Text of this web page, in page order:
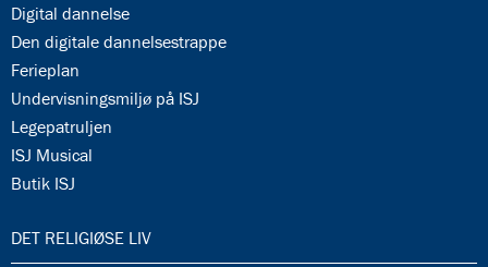
34.11:
Digital dannelse
34.12:
Den digitale dannelsestrappe
34.13:
Ferieplan
34.14:
Undervisningsmiljø på ISJ
34.15:
Legepatruljen
34.16:
ISJ Musical
34.17:
Butik ISJ
35.0:
DET RELIGIØSE LIV